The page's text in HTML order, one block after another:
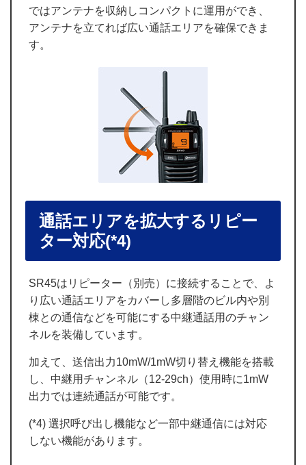
ではアンテナを収納しコンパクトに運用ができ、
アンテナを立てれば広い通話エリアを確保できま
す。
通話エリアを拡大するリピー
ター対応(*4)
SR45はリピーター（別売）に接続することで、よ
り広い通話エリアをカバーし多層階のビル内や別
棟との通信などを可能にする中継通話用のチャン
ネルを装備しています。
加えて、送信出力10mW/1mW切り替え機能を搭載
し、中継用チャンネル（12-29ch）使用時に1mW
出力では連続通話が可能です。
(*4) 選択呼び出し機能など一部中継通信には対応
しない機能があります。